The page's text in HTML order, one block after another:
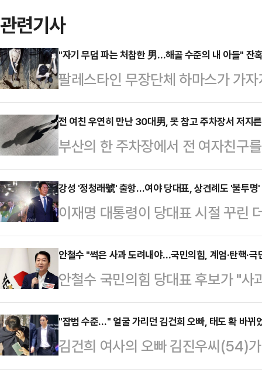
관련기사
"자기 무덤 파는 처참한 男…해골 수준의 내 아들" 잔
팔레스타인 무장단체 하마스가 가
한 모습을 연이어 공개하고 있다.
있다"고 말한다.2일(현지시간) 타
속 인질은 2023년 10월7일 하마스
된 에비아타르 다비드(24)이다.다
가자지구 한 지하터널에서 삽질을
시"라며 "오늘은 뭘 먹을 수 있을지
었고 …
전 여친 우연히 만난 30대男, 못 참고 주차장서 저지
부산의 한 주차장에서 전 여자친구
받고 있다.2일 부산 해운대경찰서
속 입건해 조사하고 있다고 밝혔다
물 주차장에서 전 여자친구였던 20
전치 6주의 상처를 입힌 것으로 전
단을 받는 것으로 알려졌다.경찰에
다가 당일 우연히 마주쳐 실랑이를
행을 한…
강성 '정청래號' 출항…여야 당대표, 상견례도 '불투
이재명 대통령이 당대표 시절 꾸린
'개혁 당대표'를 표방한 정청래 의
의힘을 향해 공세를 가해온 그가 첫
은 여야의 개념이 아니다"라고 못
다.정청래 신임 당대표는 4일 첫 공
(故) 김대중 전 대통령 묘역 참배를
상호 대통령실 정무수석을 접견한
재로썬 낮다는 게 …
안철수 "썩은 사과 도려내야…국민의힘, 계엄·탄핵·극
안철수 국민의힘 당대표 후보가 "
는 버려야 한다"며 "우리가 소생할
라고 강조했다.안철수 후보는 3일
대회 후보자 비전대회에서 "혹자는
런가"라고 물으며 이같이 밝혔다.
"잡범 수준…" 얼굴 가리던 김건희 오빠, 태도 확 바뀌
김건희 여사의 오빠 김진우씨(54)
선글라스를 착용하고 양손을 바지